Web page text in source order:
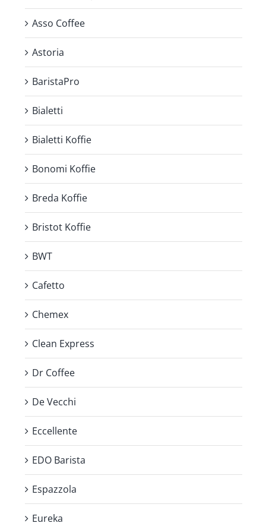
Asso Coffee
Astoria
BaristaPro
Bialetti
Bialetti Koffie
Bonomi Koffie
Breda Koffie
Bristot Koffie
BWT
Cafetto
Chemex
Clean Express
Dr Coffee
De Vecchi
Eccellente
EDO Barista
Espazzola
Eureka